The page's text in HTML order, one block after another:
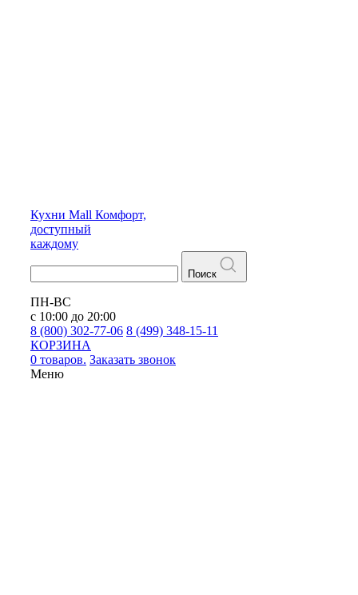
Кухни Mall Комфорт,
доступный
каждому
Поиск
ПН-ВС
с 10:00 до 20:00
8 (800) 302-77-06 8 (499) 348-15-11
КОРЗИНА
0 товаров. Заказать звонок
Меню